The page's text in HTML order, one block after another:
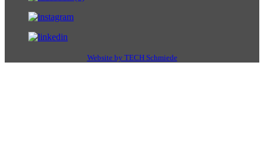
Website by TECH Schmiede